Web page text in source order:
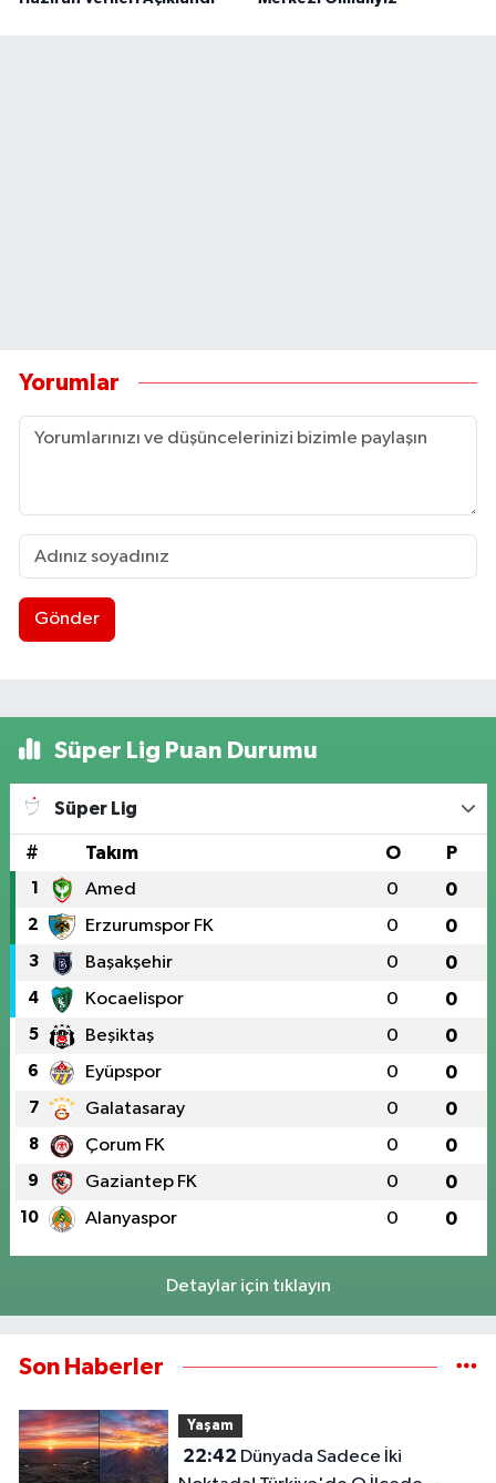
Yorumlar
Gönder
Süper Lig Puan Durumu
Süper Lig
# Takım O P
1 Amed 0 0
2 Erzurumspor FK 0 0
3 Başakşehir 0 0
4 Kocaelispor 0 0
5 Beşiktaş 0 0
6 Eyüpspor 0 0
7 Galatasaray 0 0
8 Çorum FK 0 0
9 Gaziantep FK 0 0
10 Alanyaspor 0 0
Detaylar için tıklayın
Son Haberler
Yaşam
22:42